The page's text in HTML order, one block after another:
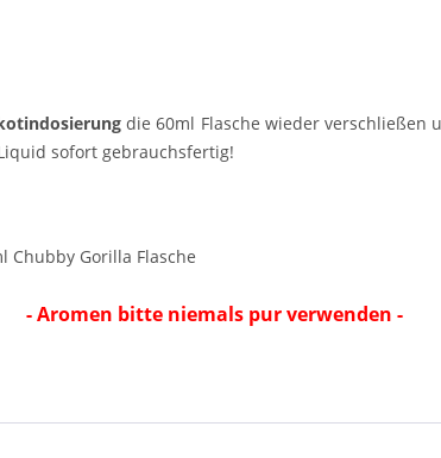
die 60ml Flasche wieder
sofort gebrauchsfertig!
Chubby Gorilla Flasche
- Aromen bitte niemals pur verwenden -